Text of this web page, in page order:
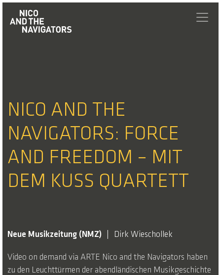
NICO AND THE
NAVIGATORS: FORCE
AND FREEDOM – MIT
DEM KUSS QUARTETT
Neue Musikzeitung (NMZ) Dirk Wieschollek
Video on demand via ARTE Nico and the Navigators haben
zu den Leuchttürmen der abendländischen Musikgeschichte